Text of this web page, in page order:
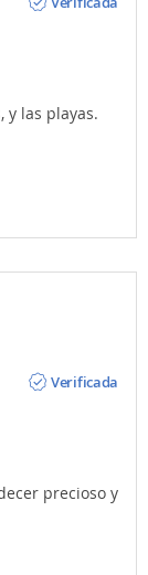
y las playas.
Verificada
precioso y